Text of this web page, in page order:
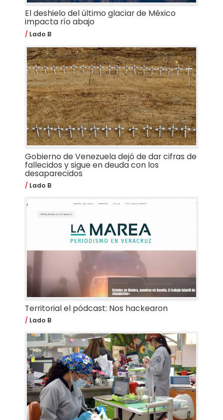
El deshielo del último glaciar de México
impacta río abajo
Lado B
Gobierno de Venezuela dejó de dar cifras de
fallecidos y sigue en deuda con los
desaparecidos
Lado B
Territorial el pódcast: Nos hackearon
Lado B